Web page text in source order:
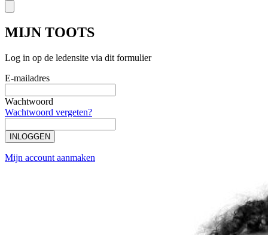
MIJN TOOTS
Log in op de ledensite via dit formulier
E-mailadres
Wachtwoord
Wachtwoord vergeten?
INLOGGEN
Mijn account aanmaken